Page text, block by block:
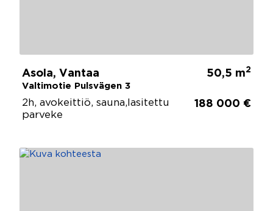
Asola, Vantaa
Valtimotie Pulsvägen 3
50,5 m2
2h, avokeittiö, sauna,lasitettu
parveke
188 000 €